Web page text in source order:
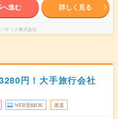
へ進む 詳しく見る
テック株式会社
円！大手旅行会社
WEB登録OK 派遣